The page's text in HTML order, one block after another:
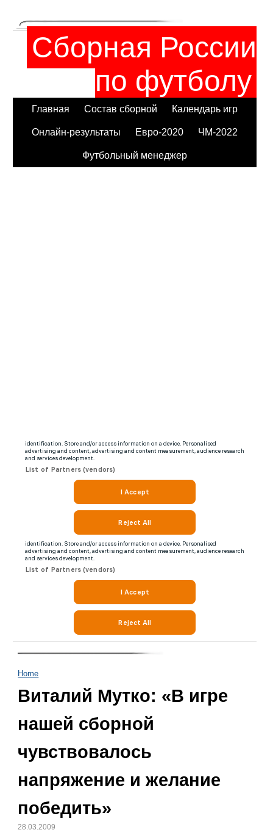
Сборная России
по футболу
Главная Состав сборной Календарь игр
Онлайн-результаты Евро-2020 ЧМ-2022
Футбольный менеджер
Home
Виталий Мутко: «В игре
нашей сборной
чувствовалось
напряжение и желание
победить»
28.03.2009